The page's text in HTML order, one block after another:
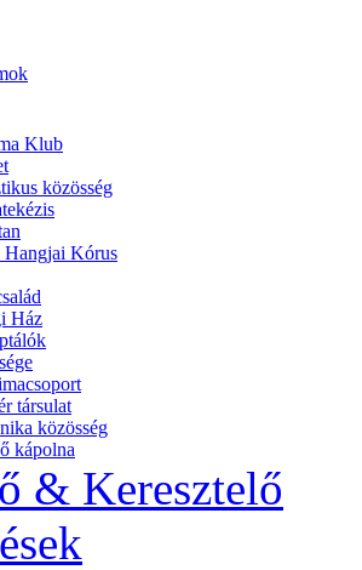
Klub
közösség
Hangjai Kórus
Ház
társulat
közösség
kápolna
& Keresztelő